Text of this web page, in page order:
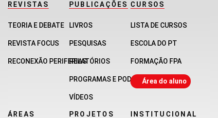
REVISTAS
TEORIA E DEBATE
REVISTA FOCUS
RECONEXÃO PERIFERIAS
PUBLICAÇÕES
LIVROS
PESQUISAS
RELATÓRIOS
PROGRAMAS E PODCASTS
VÍDEOS
CURSOS
LISTA DE CURSOS
ESCOLA DO PT
FORMAÇÃO FPA
Área do aluno
ÁREAS PROJETOS INSTITUCIONAL